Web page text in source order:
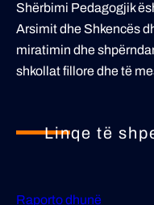
Shërbimi Pedagogjik
Arsimit dhe Shkencës
miratimin dhe
shkollat fillore dhe të
Linqe të
Raporto dhunë